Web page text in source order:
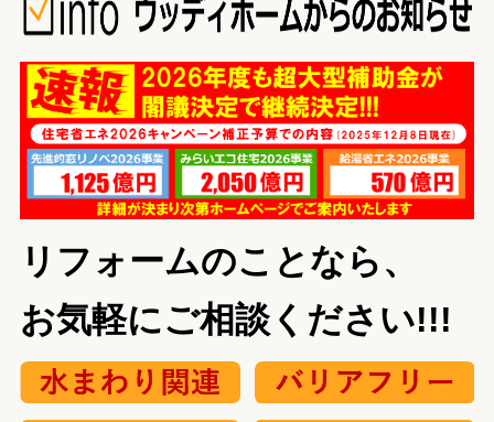
リフォームのことなら、
お気軽にご相談ください!!!